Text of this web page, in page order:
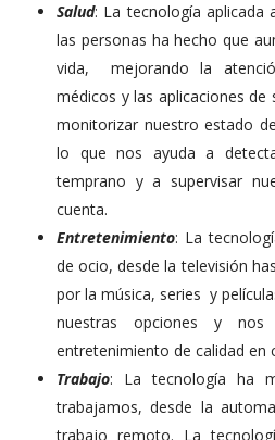
Salud: La tecnología aplicada
las personas ha hecho que
vida, mejorando la
médicos y las aplicaciones
monitorizar nuestro estado
lo que nos ayuda a
temprano y a supervisar
cuenta.
Entretenimiento: La
de ocio, desde la televisión
por la música, series y
nuestras opciones y
entretenimiento de calidad en
Trabajo: La tecnología ha
trabajamos, desde la
trabajo remoto. La